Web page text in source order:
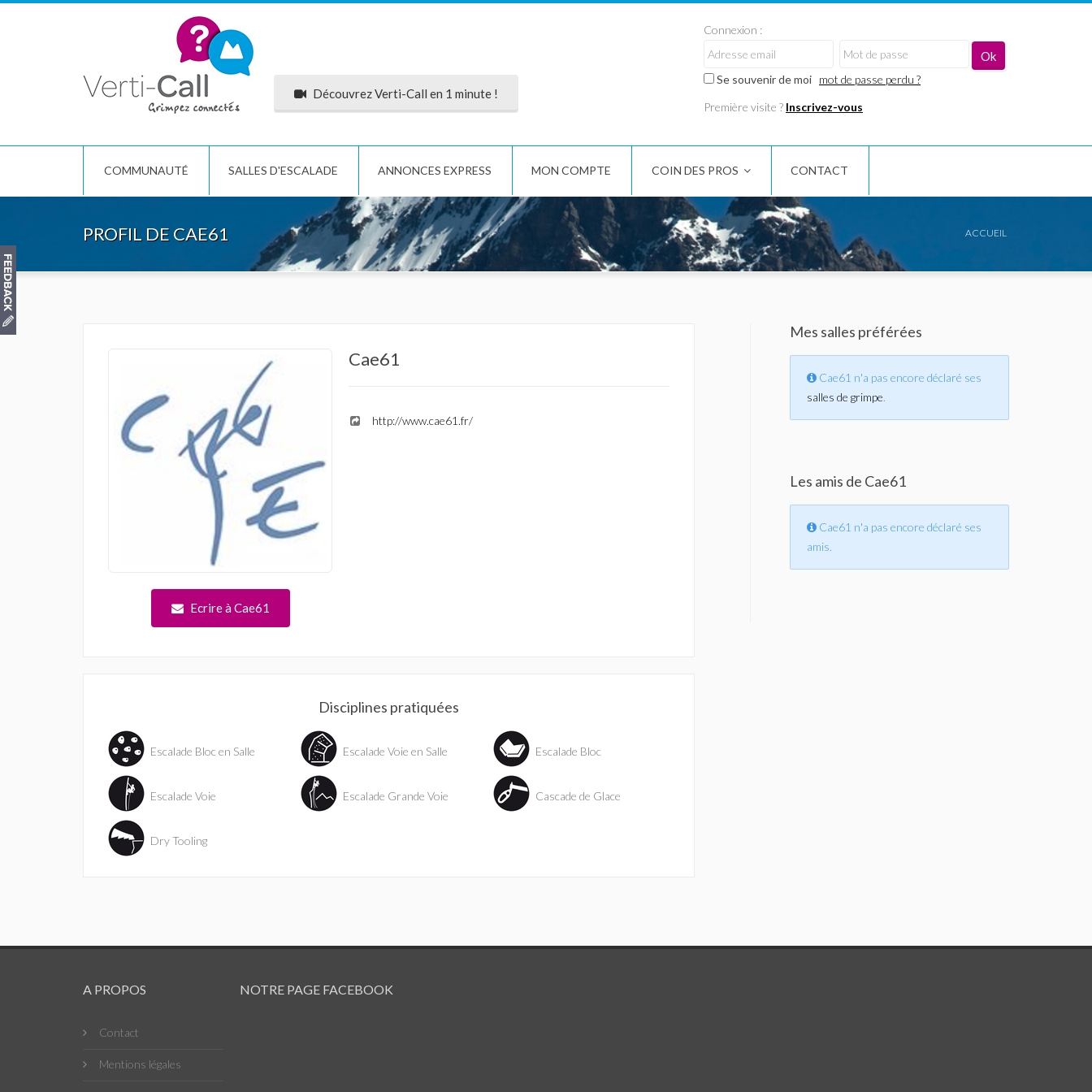
Découvrez Verti-Call en 1 minute !
Connexion :
Se souvenir de moi mot de passe perdu ?
Première visite ? Inscrivez-vous
COMMUNAUTÉ SALLES D'ESCALADE ANNONCES EXPRESS MON COMPTE COIN DES PROS CONTACT
PROFIL DE CAE61 ACCUEIL
Ecrire à Cae61
Cae61
http://www.cae61.fr/
Disciplines pratiquées
Escalade Bloc en Salle Escalade Voie en Salle Escalade Bloc
Escalade Voie Escalade Grande Voie Cascade de Glace
Dry Tooling
Mes salles préférées
Cae61 n'a pas encore déclaré ses
salles de grimpe.
Les amis de Cae61
Cae61 n'a pas encore déclaré ses
amis.
A PROPOS
Contact
Mentions légales
NOTRE PAGE FACEBOOK